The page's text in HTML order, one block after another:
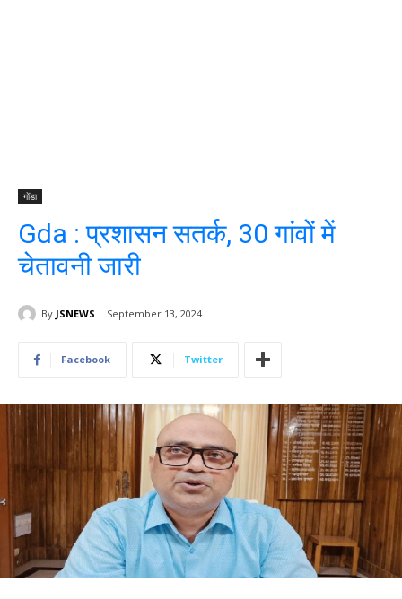
गोंडा
Gda : प्रशासन सतर्क, 30 गांवों में
चेतावनी जारी
By JSNEWS September 13, 2024
Facebook Twitter